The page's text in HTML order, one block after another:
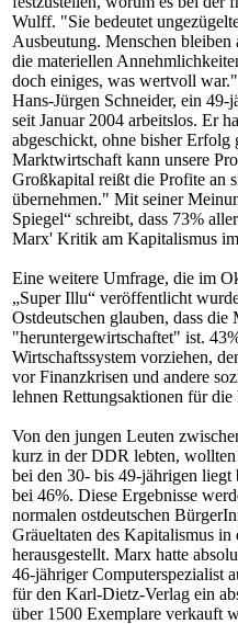
Wulff. "Sie bedeutet
Ausbeutung. Menschen
die materiellen
doch einiges, was wertvoll war."
Hans-Jürgen Schneider, ein 49-
seit Januar 2004 arbeitslos. Er
abgeschickt, ohne bisher Erfolg
Marktwirtschaft kann unsere
Großkapital reißt die Profite an
übernehmen." Mit seiner
Spiegel“ schreibt, dass 73%
Marx' Kritik am Kapitalismus
Eine weitere Umfrage, die im
„Super Illu“ veröffentlicht
Ostdeutschen glauben, dass
"heruntergewirtschaftet" ist.
Wirtschaftssystem vorziehen,
vor Finanzkrisen und andere
lehnen Rettungsaktionen für die
Von den jungen Leuten
kurz in der DDR lebten,
bei den 30- bis 49-jährigen
bei 46%. Diese Ergebnisse
normalen ostdeutschen
Gräueltaten des Kapitalismus
herausgestellt. Marx hatte
46-jähriger Computerspezialist
für den Karl-Dietz-Verlag ein
über 1500 Exemplare verkauft